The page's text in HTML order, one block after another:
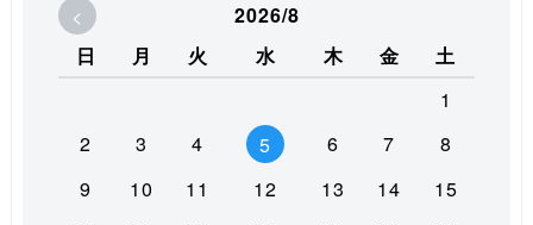
<
2026/8
日
月 火 水 木 金
土
1
2
3 4 5 6 7
8
9
10 11 12 13 14
15